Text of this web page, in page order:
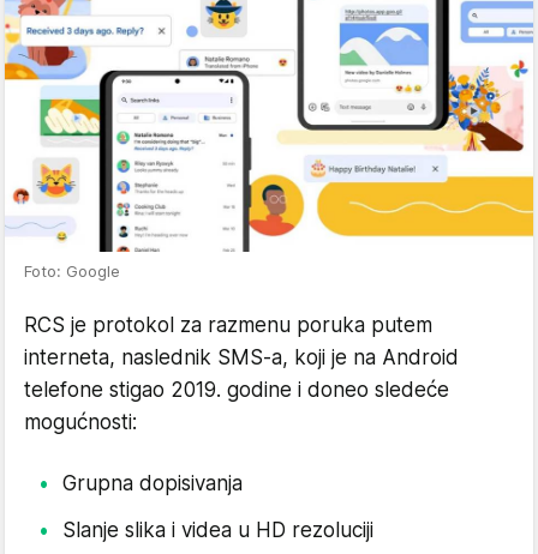
Foto: Google
RCS je protokol za razmenu poruka putem
interneta, naslednik SMS-a, koji je na Android
telefone stigao 2019. godine i doneo sledeće
mogućnosti:
Grupna dopisivanja
Slanje slika i videa u HD rezoluciji